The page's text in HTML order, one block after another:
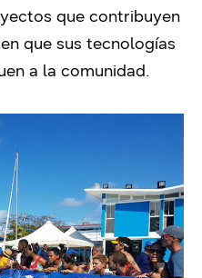
que contribuyen
que sus tecnologías
a la comunidad.